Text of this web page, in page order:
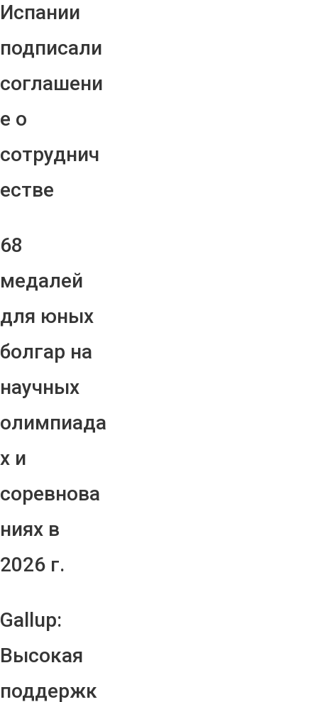
Испании
подписали
соглашени
е о
сотруднич
естве
68
медалей
для юных
болгар на
научных
олимпиада
х и
соревнова
ниях в
2026 г.
Gallup:
Высокая
поддержк